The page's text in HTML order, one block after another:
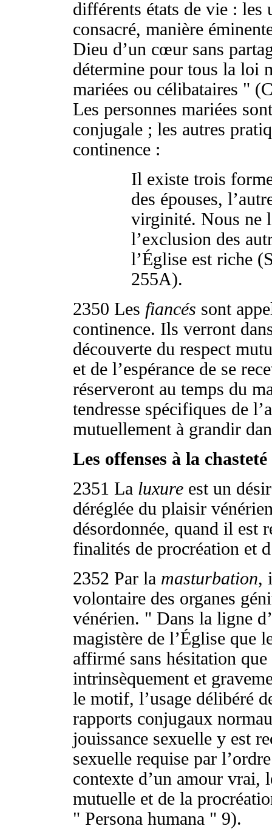
différents états de vie : les
consacré, manière
Dieu d’un cœur sans
détermine pour tous la loi
mariées ou célibataires "
Les personnes mariées
conjugale ; les autres
continence :
Il existe trois
des épouses,
virginité. Nous ne
l’exclusion des
l’Église est riche
255A).
2350 Les fiancés sont
continence. Ils verront
découverte du respect
et de l’espérance de se
réserveront au temps du
tendresse spécifiques de
mutuellement à grandir
Les offenses à la chasteté
2351 La luxure est un
déréglée du plaisir
désordonnée, quand il est
finalités de procréation et
2352 Par la masturbation,
volontaire des organes
vénérien. " Dans la ligne
magistère de l’Église que
affirmé sans hésitation
intrinsèquement et
le motif, l’usage délibéré
rapports conjugaux
jouissance sexuelle y est
sexuelle requise par
contexte d’un amour vrai,
mutuelle et de la
" Persona humana " 9).